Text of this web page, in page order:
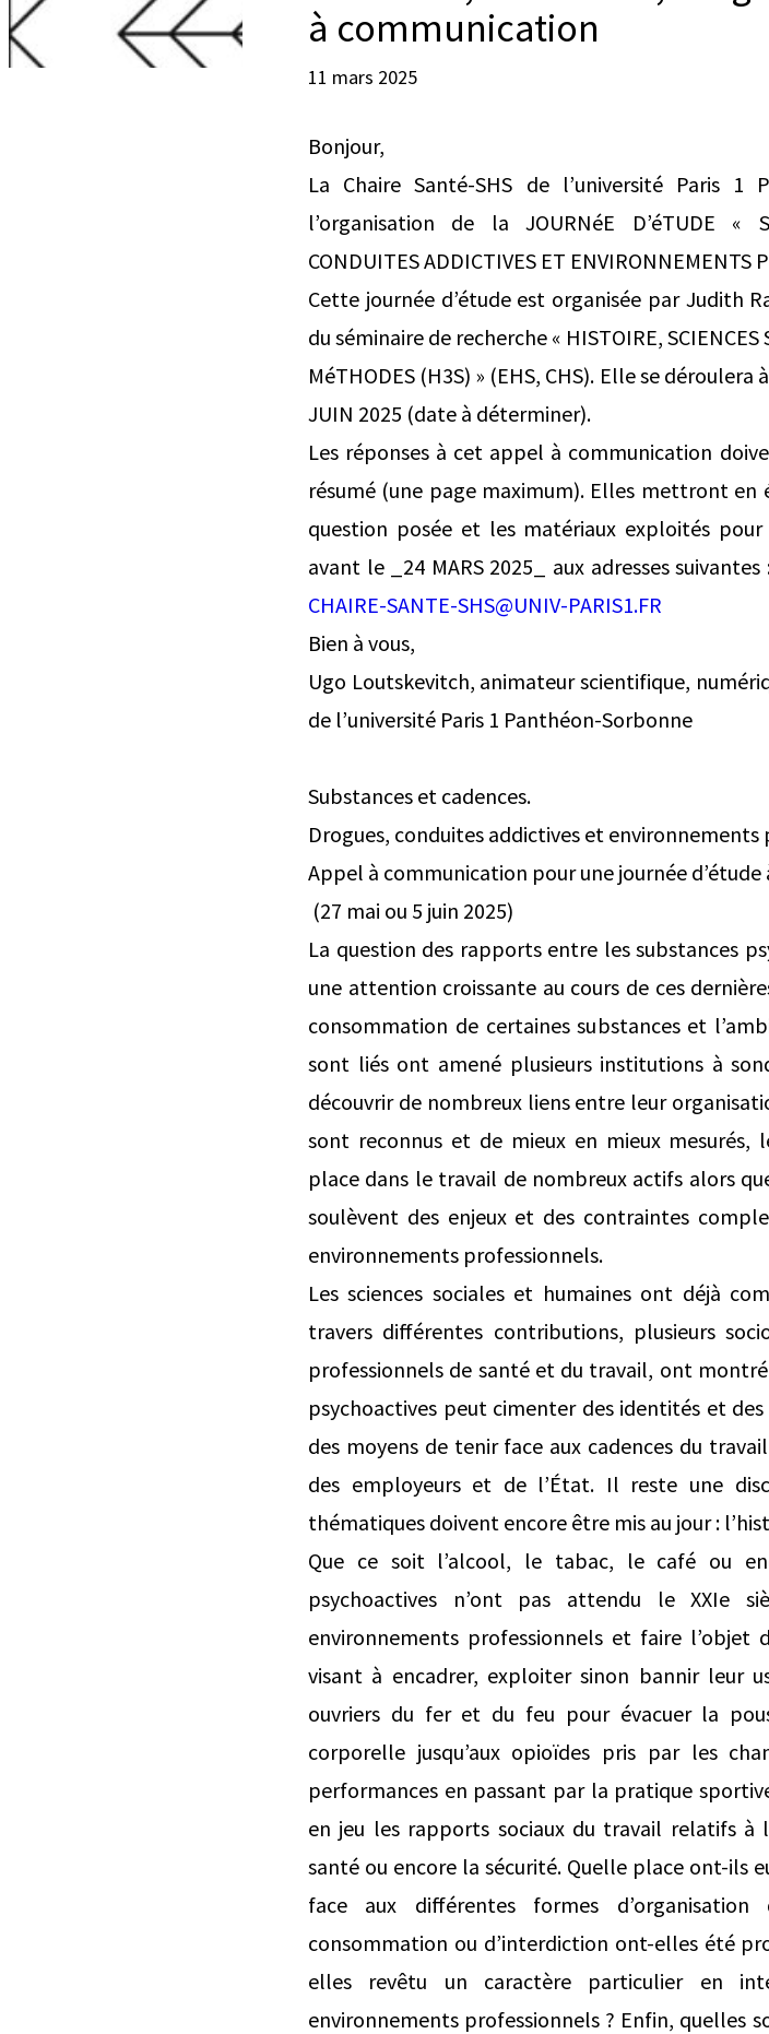
à communication
11 mars 2025
Bonjour,
La Chaire Santé-SHS de l’université Paris 1
l’organisation de la JOURNéE D’éTUDE «
CONDUITES ADDICTIVES ET ENVIRONNEMENTS
Cette journée d’étude est organisée par Judith
du séminaire de recherche « HISTOIRE, SCIENCES
MéTHODES (H3S) » (EHS, CHS). Elle se
JUIN 2025 (date à déterminer).
Les réponses à cet appel à communication
résumé (une page maximum). Elles mettront en
question posée et les matériaux exploités
avant le _24 MARS 2025_ aux adresses suivantes
CHAIRE-SANTE-SHS@UNIV-PARIS1.FR
Bien à vous,
Ugo Loutskevitch, animateur scientifique,
de l’université Paris 1 Panthéon-Sorbonne
Substances et cadences.
Drogues, conduites addictives et environnements
Appel à communication pour une journée d’étude
(27 mai ou 5 juin 2025)
La question des rapports entre les substances
une attention croissante au cours de ces
consommation de certaines substances et
sont liés ont amené plusieurs institutions à
découvrir de nombreux liens entre leur
sont reconnus et de mieux en mieux mesurés,
place dans le travail de nombreux actifs alors
soulèvent des enjeux et des contraintes
environnements professionnels.
Les sciences sociales et humaines ont déjà
travers différentes contributions, plusieurs
professionnels de santé et du travail, ont
psychoactives peut cimenter des identités et
des moyens de tenir face aux cadences du
des employeurs et de l’État. Il reste une
thématiques doivent encore être mis au jour :
Que ce soit l’alcool, le tabac, le café ou
psychoactives n’ont pas attendu le XXIe
environnements professionnels et faire
visant à encadrer, exploiter sinon bannir leur
ouvriers du fer et du feu pour évacuer la
corporelle jusqu’aux opioïdes pris par les
performances en passant par la pratique
en jeu les rapports sociaux du travail relatifs à
santé ou encore la sécurité. Quelle place ont-ils
face aux différentes formes
consommation ou d’interdiction ont-elles été
elles revêtu un caractère particulier en
environnements professionnels ? Enfin, quelles